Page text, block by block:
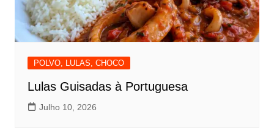
POLVO, LULAS, CHOCO
Lulas Guisadas à Portuguesa
Julho 10, 2026